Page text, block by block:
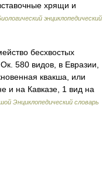
хрящи и
энциклопедический
бесхвостых
580 видов, в Евразии,
квакша, или
и на Кавказе, 1 вид на
Энциклопедический словарь